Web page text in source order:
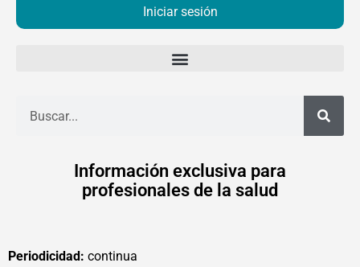
Iniciar sesión
Información exclusiva para
profesionales de la salud
Periodicidad: continua